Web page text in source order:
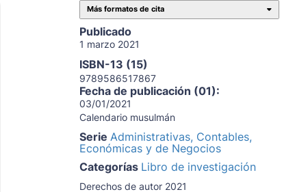
ISBN-13 (15)
9789586517867
Fecha de publicación (01):
03/01/2021
Calendario musulmán
Más formatos de cita
Serie Administrativas, Contables,
Económicas y de Negocios
Categorías Libro de investigación
Derechos de autor 2021
Publicado
1 marzo 2021